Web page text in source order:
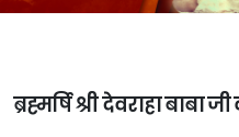
ब्रह्मर्षि श्री देवराहा बाबा